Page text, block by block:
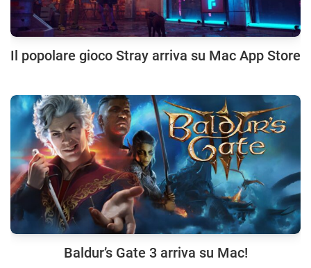
Il popolare gioco Stray arriva su Mac App Store
Baldur’s Gate 3 arriva su Mac!